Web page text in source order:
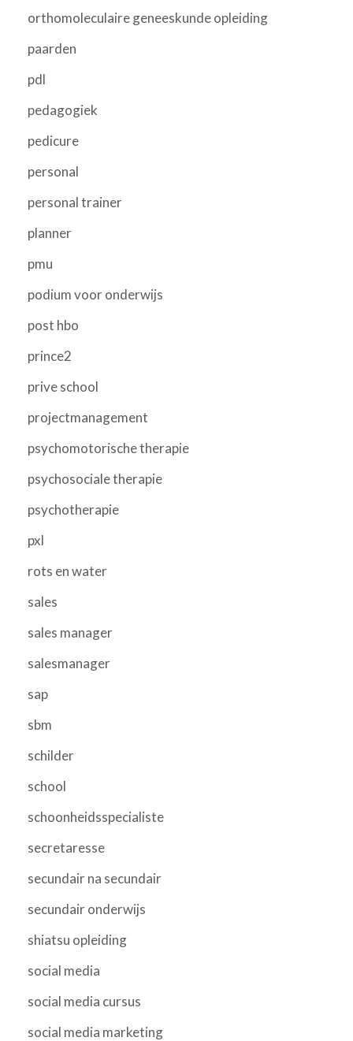
orthomoleculaire geneeskunde opleiding
paarden
pdl
pedagogiek
pedicure
personal
personal trainer
planner
pmu
podium voor onderwijs
post hbo
prince2
prive school
projectmanagement
psychomotorische therapie
psychosociale therapie
psychotherapie
pxl
rots en water
sales
sales manager
salesmanager
sap
sbm
schilder
school
schoonheidsspecialiste
secretaresse
secundair na secundair
secundair onderwijs
shiatsu opleiding
social media
social media cursus
social media marketing